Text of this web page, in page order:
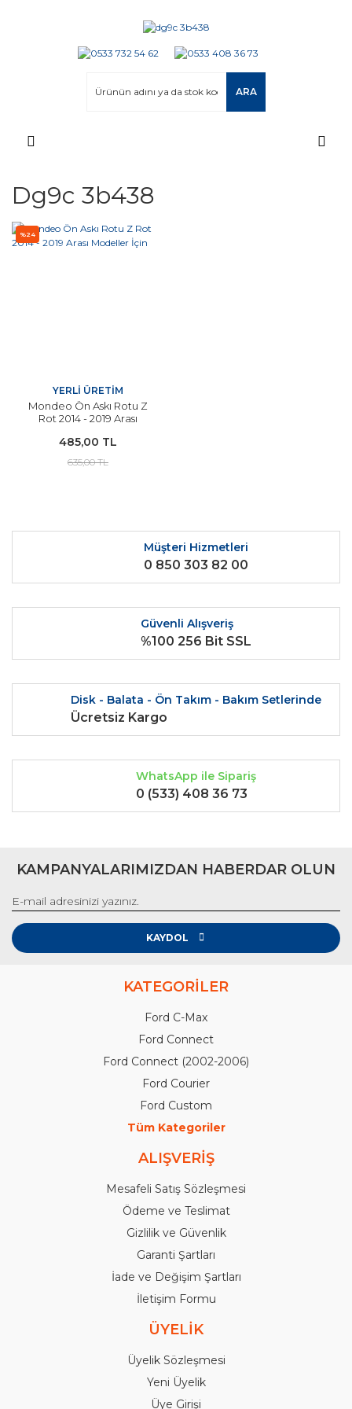
ARA
Dg9c 3b438
%24
YERLİ ÜRETİM
Mondeo Ön Askı Rotu Z
Rot 2014 - 2019 Arası
485,00 TL
635,00 TL
Müşteri Hizmetleri
0 850 303 82 00
Güvenli Alışveriş
%100 256 Bit SSL
Disk - Balata - Ön Takım - Bakım Setlerinde
Ücretsiz Kargo
WhatsApp ile Sipariş
0 (533) 408 36 73
KAMPANYALARIMIZDAN HABERDAR OLUN
KAYDOL
KATEGORİLER
Ford C-Max
Ford Connect
Ford Connect (2002-2006)
Ford Courier
Ford Custom
Tüm Kategoriler
ALIŞVERİŞ
Mesafeli Satış Sözleşmesi
Ödeme ve Teslimat
Gizlilik ve Güvenlik
Garanti Şartları
İade ve Değişim Şartları
İletişim Formu
ÜYELİK
Üyelik Sözleşmesi
Yeni Üyelik
Üye Girişi